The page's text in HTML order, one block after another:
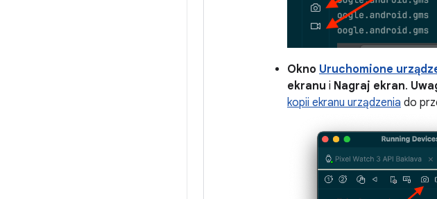
Okno Uruchomione
ekranu i Nagraj ekran.
kopii ekranu urządzenia do